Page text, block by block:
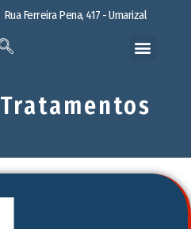
Rua Ferreira Pena, 417 - Umarizal
Tratamentos